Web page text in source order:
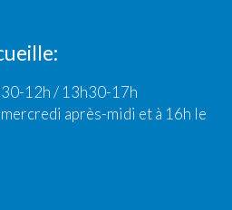
12h / 13h30-17h
après-midi et à 16h le